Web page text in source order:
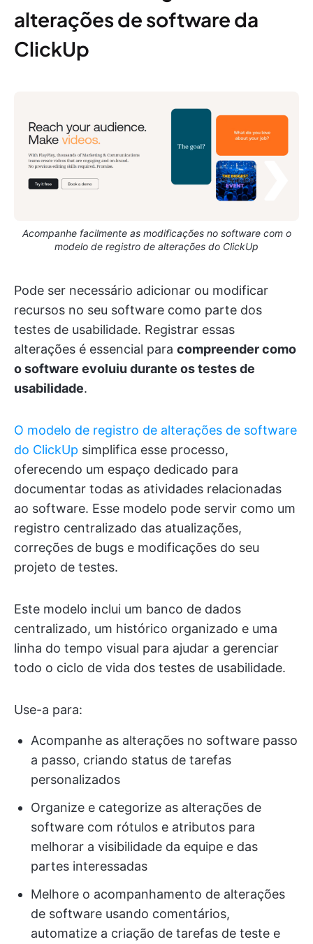
alterações de software da
ClickUp
Acompanhe facilmente as modificações no software com o
modelo de registro de alterações do ClickUp
Pode ser necessário adicionar ou modificar
recursos no seu software como parte dos
testes de usabilidade. Registrar essas
alterações é essencial para compreender como
o software evoluiu durante os testes de
usabilidade.
O modelo de registro de alterações de software
do ClickUp simplifica esse processo,
oferecendo um espaço dedicado para
documentar todas as atividades relacionadas
ao software. Esse modelo pode servir como um
registro centralizado das atualizações,
correções de bugs e modificações do seu
projeto de testes.
Este modelo inclui um banco de dados
centralizado, um histórico organizado e uma
linha do tempo visual para ajudar a gerenciar
todo o ciclo de vida dos testes de usabilidade.
Use-a para:
Acompanhe as alterações no software passo
a passo, criando status de tarefas
personalizados
Organize e categorize as alterações de
software com rótulos e atributos para
melhorar a visibilidade da equipe e das
partes interessadas
Melhore o acompanhamento de alterações
de software usando comentários,
automatize a criação de tarefas de teste e